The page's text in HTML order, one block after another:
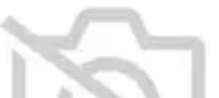
Recettes de Papillote
Recettes Faciles
Marinades
Recettes de Poisson
Recettes de Poissons